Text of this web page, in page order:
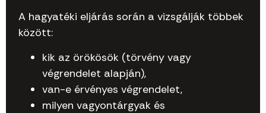
A hagyatéki eljárás során a vizsgálják többek
között:
kik az örökösök (törvény vagy
végrendelet alapján),
van-e érvényes végrendelet,
milyen vagyontárgyak és